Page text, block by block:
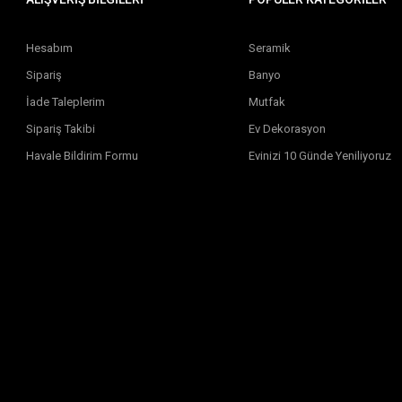
Hesabım
Sipariş
İade Taleplerim
Sipariş Takibi
Havale Bildirim Formu
Seramik
Banyo
Mutfak
Ev Dekorasyon
Evinizi 10 Günde Yeniliyoruz